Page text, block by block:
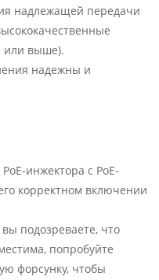
надлежащей передачи
или выше).
надежны и
инжектора с PoE-
корректном включении
вы подозреваете, что
попробуйте
форсунку, чтобы